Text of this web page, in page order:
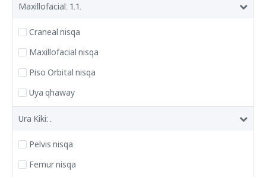
Maxillofacial: 1.1.
Craneal nisqa
Maxillofacial nisqa
Piso Orbital nisqa
Uya qhaway
Ura Kiki: .
Pelvis nisqa
Femur nisqa